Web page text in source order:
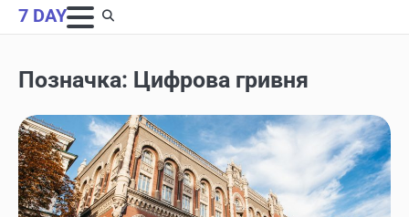
Skip
to
7 DAY
Позначка: Цифрова гривня